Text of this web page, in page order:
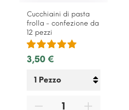
Cucchiaini di pasta
frolla - confezione da
12 pezzi
3,50 €